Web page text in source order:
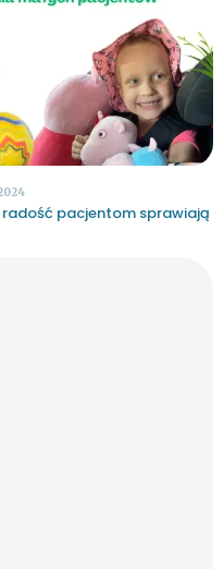
pacjentom sprawiają